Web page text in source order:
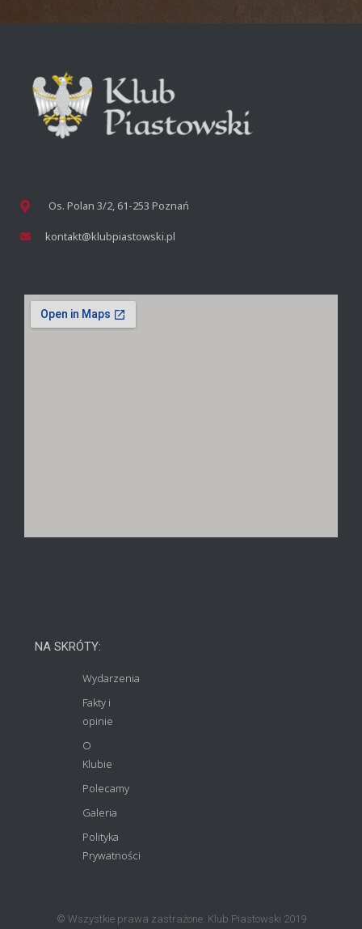
Os. Polan 3/2, 61-253 Poznań
kontakt@klubpiastowski.pl
NA SKRÓTY:
Wydarzenia
Fakty i
opinie
O
Klubie
Polecamy
Galeria
Polityka
Prywatności
© Wszystkie prawa zastrażone. Klub Piastowski 2019